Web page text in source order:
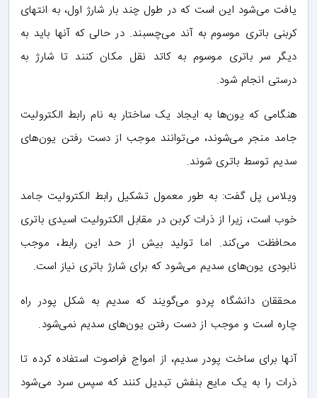
یافت می‌شود این است که در طول چند بار شارژ اول، به انتهای
کربنی باتری موسوم به آند می‌چسبند. در حالی که آنها باید به
دیگر سر باتری موسوم به کاتد نقل مکان کنند تا شارژ به
درستی انجام شود.
هنگامی که یون‌ها به ایجاد یک ساختار به نام رابط الکترولیت
جامد منجر می‌شوند، می‌توانند موجب از دست رفتن یون‌های
سدیم توسط باتری شوند.
ویلاس پل گفت: به طور معمول تشکیل رابط الکترولیت جامد
خوب است، زیرا از ذرات کربن در مقابل الکترولیت اسیدی باتری
محافظت می‌کند. اما تولید بیش از حد این رابط، موجب
نابودی یون‌های سدیم می‌شود که برای شارژ باتری نیاز است.
محققان دانشگاه پردو می‌گویند که سدیم به شکل پودر راه
چاره است و موجب از دست رفتن یون‌های سدیم نمی‌شود.
آنها برای ساخت پودر سدیم، از امواج فراصوت استفاده کرده تا
ذرات را به یک مایع بنفش تبدیل کنند که سپس سرد می‌شود